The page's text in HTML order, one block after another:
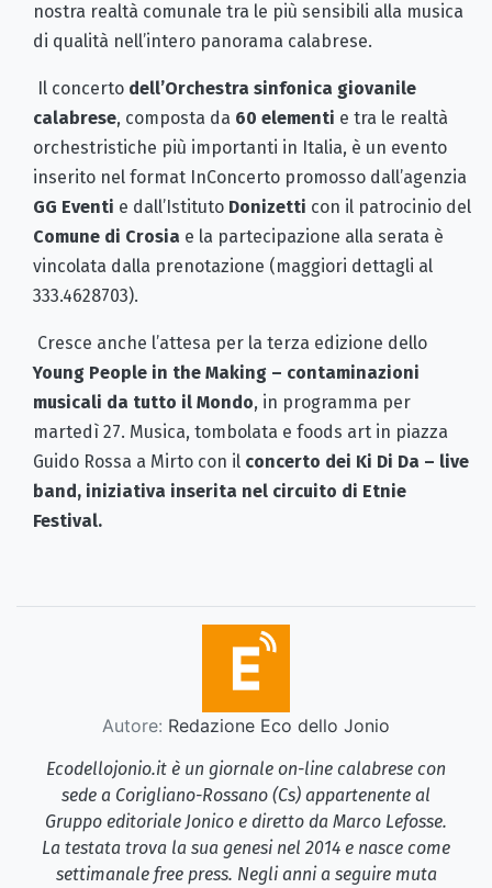
nostra realtà comunale tra le più sensibili alla musica
di qualità nell’intero panorama calabrese.
Il concerto dell’Orchestra sinfonica giovanile
calabrese, composta da 60 elementi e tra le realtà
orchestristiche più importanti in Italia, è un evento
inserito nel format InConcerto promosso dall’agenzia
GG Eventi e dall’Istituto Donizetti con il patrocinio del
Comune di Crosia e la partecipazione alla serata è
vincolata dalla prenotazione (maggiori dettagli al
333.4628703).
Cresce anche l’attesa per la terza edizione dello
Young People in the Making – contaminazioni
musicali da tutto il Mondo, in programma per
martedì 27. Musica, tombolata e foods art in piazza
Guido Rossa a Mirto con il concerto dei Ki Di Da – live
band, iniziativa inserita nel circuito di Etnie
Festival.
Autore: Redazione Eco dello Jonio
Ecodellojonio.it è un giornale on-line calabrese con
sede a Corigliano-Rossano (Cs) appartenente al
Gruppo editoriale Jonico e diretto da Marco Lefosse.
La testata trova la sua genesi nel 2014 e nasce come
settimanale free press. Negli anni a seguire muta